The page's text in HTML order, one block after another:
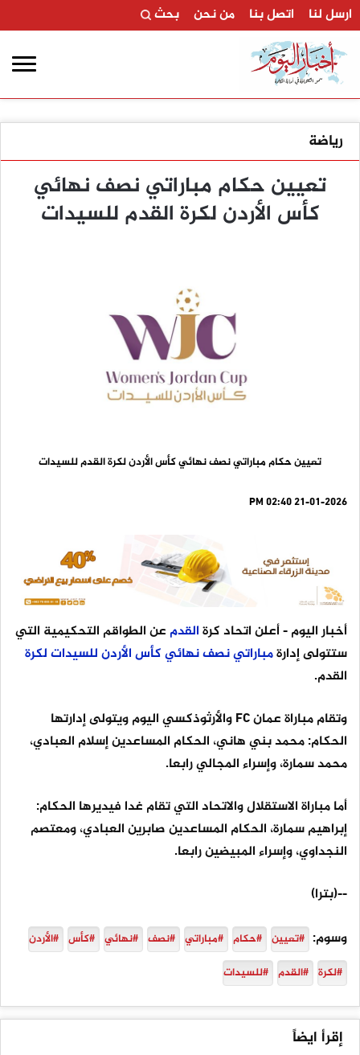
ارسل لنا اتصل بنا من نحن بحث
رياضة
تعيين حكام مباراتي نصف نهائي
كأس الأردن لكرة القدم للسيدات
تعيين حكام مباراتي نصف نهائي كأس الأردن لكرة القدم للسيدات
21-01-2026 02:40 PM
أخبار اليوم- أعلن اتحاد كرةالقدم عن الطواقم التحكيمية التي
ستتولى إدارةمباراتينصفنهائيكأسالأردنللسيداتلكرة
القدم.
وتقام مباراة عمان FC والأرثوذكسي اليوم ويتولى إدارتها
الحكام: محمد بني هاني، الحكام المساعدين إسلام العبادي،
محمد سمارة، وإسراء المجالي رابعا.
أما مباراة الاستقلال والاتحاد التي تقام غدا فيديرها الحكام:
إبراهيم سمارة، الحكام المساعدين صابرين العبادي، ومعتصم
النجداوي، وإسراء المبيضين رابعا.
--(بترا)
وسوم: #تعيين #حكام #مباراتي #نصف #نهائي #كأس #الأردن
#لكرة #القدم #للسيدات
إقرأ ايضاً